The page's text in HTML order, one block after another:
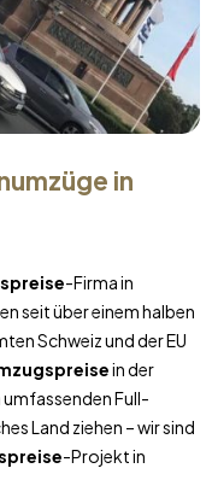
in
-Firma in
seit über einem halben
Schweiz und der EU
in der
Full-
Land ziehen – wir sind
-Projekt in